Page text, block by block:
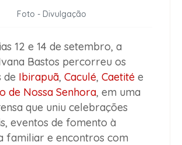
Foto - Divulgação
12 e 14 de setembro, a
Bastos percorreu os
de Ibirapuã, Caculé, Caetité e
de Nossa Senhora, em uma
que uniu celebrações
eventos de fomento à
familiar e encontros com